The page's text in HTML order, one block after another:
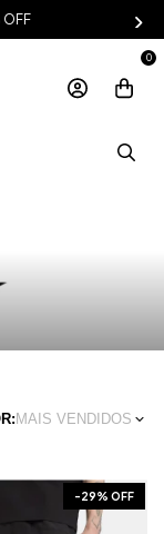
OFF
0
MAIS VENDIDOS
-29% OFF